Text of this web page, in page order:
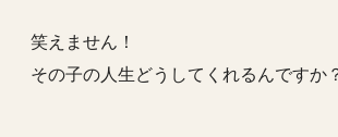
笑えません！
その子の人生どうしてくれるんですか